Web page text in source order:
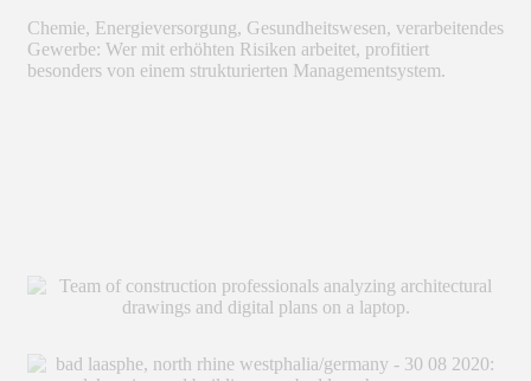
Chemie, Energieversorgung, Gesundheitswesen, verarbeitendes
Gewerbe: Wer mit erhöhten Risiken arbeitet, profitiert
besonders von einem strukturierten Managementsystem.